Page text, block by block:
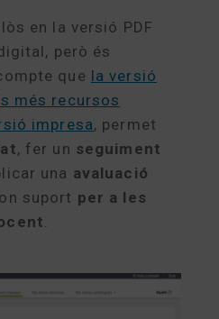
en la versió PDF
però és
que la versió
més recursos
impresa, permet
, fer un seguiment
una avaluació
suport per a les
.